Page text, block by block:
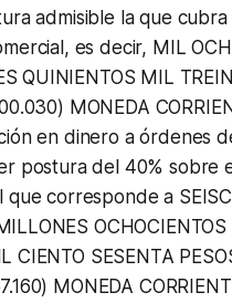
admisible la que
es decir, MIL
QUINIENTOS MIL
MONEDA
en dinero a órdenes
postura del 40% sobre
que corresponde a
CIENTO SESENTA
MONEDA